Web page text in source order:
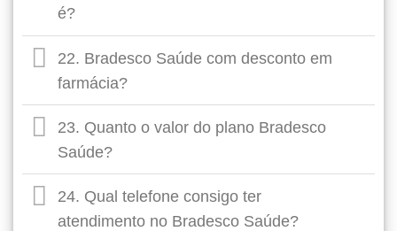
é?
22. Bradesco Saúde com desconto em
farmácia?
23. Quanto o valor do plano Bradesco
Saúde?
24. Qual telefone consigo ter
atendimento no Bradesco Saúde?